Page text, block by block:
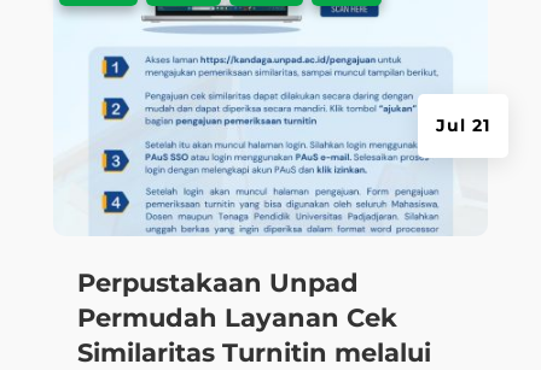
Perpustakaan Unpad
Permudah Layanan Cek
Similaritas Turnitin melalui
Jul 21